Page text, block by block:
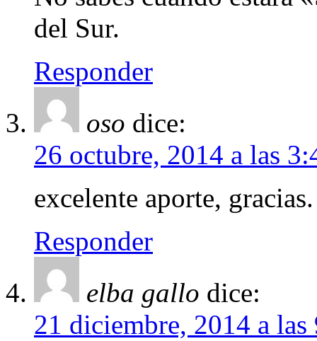
del Sur.
Responder
oso dice:
26 octubre, 2014 a las
excelente aporte, gracias.
Responder
elba gallo dice:
21 diciembre, 2014 a las